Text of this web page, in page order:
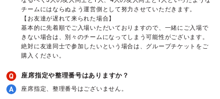
チームにはならぬよう運営側として努力させていただきます。
【お友達が遅れて来られた場合】
基本的に先着順でご入場いただいておりますので、一緒にご入場で
きない場合は、別々のチームになってしまう可能性がございます。
絶対に友達同士で参加したいという場合は、グループチケットをご
購入ください。
座席指定や整理番号はありますか？
座席指定、整理番号はございません。